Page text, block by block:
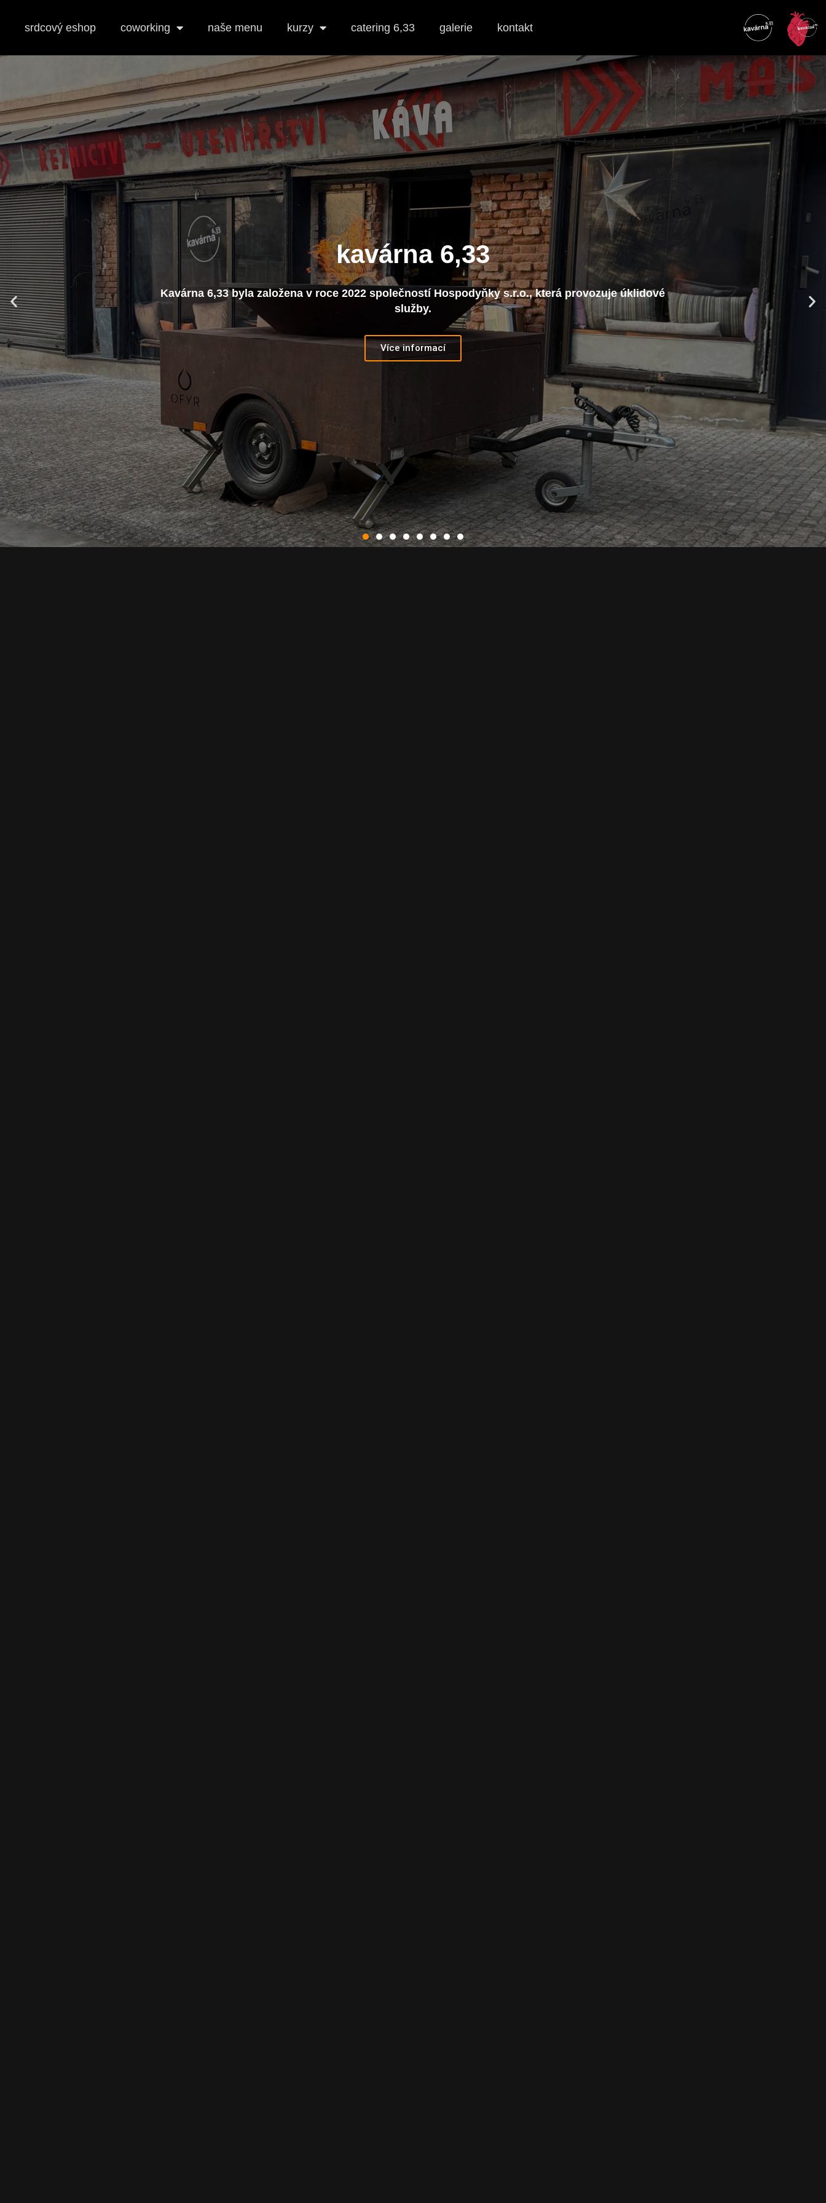
srdcový eshop coworking naše menu kurzy catering 6,33 galerie kontakt
o nás
Snažíme se pro vás vytvořit prostředí, kde se budete cítit dobře a svobodně. Vytvořit vám krásný
zážitek, protože život jich má být plný!
Pokračujeme...